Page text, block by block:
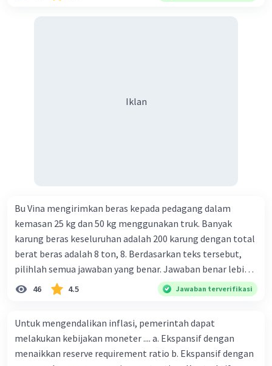
Iklan
Bu Vina mengirimkan beras kepada pedagang dalam
kemasan 25 kg dan 50 kg menggunakan truk. Banyak
karung beras keseluruhan adalah 200 karung dengan total
berat beras adalah 8 ton, 8. Berdasarkan teks tersebut,
pilihlah semua jawaban yang benar. Jawaban benar lebih
dari satu. Banyak karung beras kemasan 25 kg adalah 50
buah. Banyak karung beras kemasan 50 kg adalah 150
ton. Perbandingan berat beras kemasan 25 kg dan 50 kg
dalam truk adalah 1: 3. 9. Berdasarkan teks tersebut, jika
biaya setiap beras karung kecil adalah Rp7.500 dan karung
46 4.5 Jawaban terverifikasi
Untuk mengendalikan inflasi, pemerintah dapat
melakukan kebijakan moneter .... a. Ekspansif dengan
menaikkan reserve requirement ratio b. Ekspansif dengan